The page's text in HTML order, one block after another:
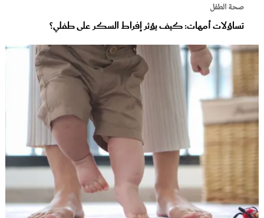
صحة الطفل
تساؤلات أمهات: كيف يؤثر إفراط السكر على طفلي؟